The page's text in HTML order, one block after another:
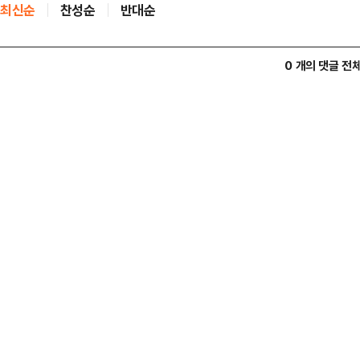
최신순 찬성순 반대순
0 개의 댓글 전